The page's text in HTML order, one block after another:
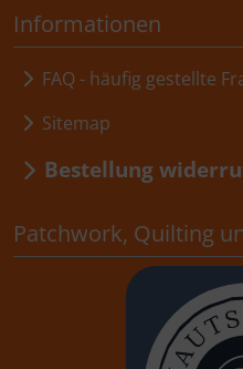
Informationen
FAQ - häufig gestellte
Sitemap
Bestellung
Patchwork, Quilting